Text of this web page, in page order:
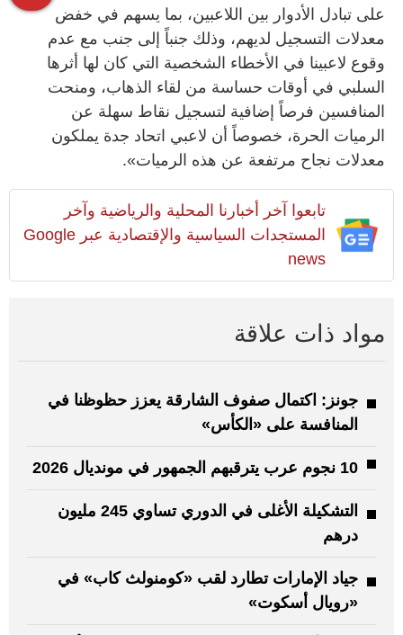
على تبادل الأدوار بين اللاعبين، بما يسهم في خفض
معدلات التسجيل لديهم، وذلك جنباً إلى جنب مع عدم
وقوع لاعبينا في الأخطاء الشخصية التي كان لها أثرها
السلبي في أوقات حساسة من لقاء الذهاب، ومنحت
المنافسين فرصاً إضافية لتسجيل نقاط سهلة عن
الرميات الحرة، خصوصاً أن لاعبي اتحاد جدة يملكون
معدلات نجاح مرتفعة عن هذه الرميات».
تابعوا آخر أخبارنا المحلية والرياضية وآخر
المستجدات السياسية والإقتصادية عبر Google
news
مواد ذات علاقة
جونز: اكتمال صفوف الشارقة يعزز حظوظنا في
المنافسة على «الكأس»
10 نجوم عرب يترقبهم الجمهور في مونديال 2026
التشكيلة الأغلى في الدوري تساوي 245 مليون
درهم
جياد الإمارات تطارد لقب «كومنولث كاب» في
«رويال أسكوت»